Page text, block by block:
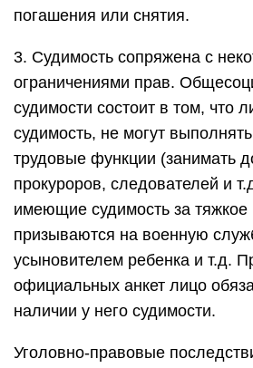
погашения или снятия.
3. Судимость сопряжена с
ограничениями прав.
судимости состоит в том, что
судимость, не могут
трудовые функции (занимать
прокуроров, следователей и
имеющие судимость за тяжкое
призываются на военную
усыновителем ребенка и т.д.
официальных анкет лицо
наличии у него судимости.
Уголовно-правовые